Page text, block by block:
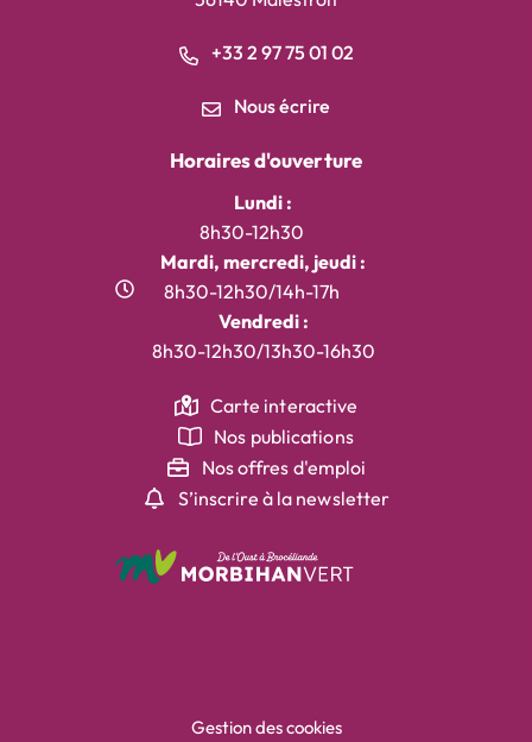
+33 2 97 75 01 02
Nous écrire
Horaires d'ouverture
Lundi :
8h30-12h30
Mardi, mercredi, jeudi :
8h30-12h30/14h-17h
Vendredi :
8h30-12h30/13h30-16h30
Carte interactive
Nos publications
Nos offres d'emploi
S’inscrire à la newsletter
Gestion des cookies